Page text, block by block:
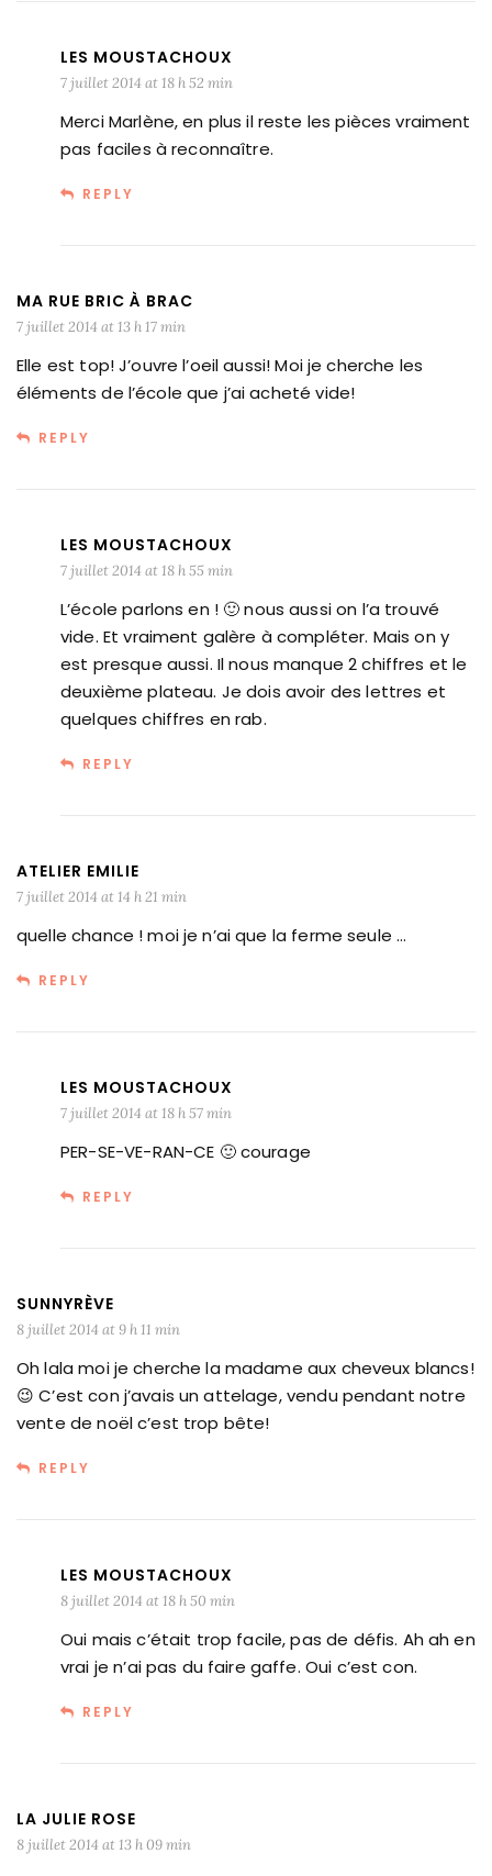
LES MOUSTACHOUX
7 juillet 2014 at 18 h 52 min
Merci Marlène, en plus il reste les pièces vraiment
pas faciles à reconnaître.
REPLY
MA RUE BRIC À BRAC
7 juillet 2014 at 13 h 17 min
Elle est top! J’ouvre l’oeil aussi! Moi je cherche les
éléments de l’école que j’ai acheté vide!
REPLY
LES MOUSTACHOUX
7 juillet 2014 at 18 h 55 min
L’école parlons en ! 🙂 nous aussi on l’a trouvé
vide. Et vraiment galère à compléter. Mais on y
est presque aussi. Il nous manque 2 chiffres et le
deuxième plateau. Je dois avoir des lettres et
quelques chiffres en rab.
REPLY
ATELIER EMILIE
7 juillet 2014 at 14 h 21 min
quelle chance ! moi je n’ai que la ferme seule …
REPLY
LES MOUSTACHOUX
7 juillet 2014 at 18 h 57 min
PER-SE-VE-RAN-CE 🙂 courage
REPLY
SUNNYRÈVE
8 juillet 2014 at 9 h 11 min
Oh lala moi je cherche la madame aux cheveux blancs!
😉 C’est con j’avais un attelage, vendu pendant notre
vente de noël c’est trop bête!
REPLY
LES MOUSTACHOUX
8 juillet 2014 at 18 h 50 min
Oui mais c’était trop facile, pas de défis. Ah ah en
vrai je n’ai pas du faire gaffe. Oui c’est con.
REPLY
LA JULIE ROSE
8 juillet 2014 at 13 h 09 min